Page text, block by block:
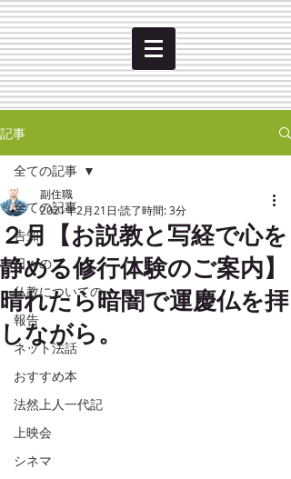
記事
全ての記事
告知
日々の
仏教についての
報告
ネット法話
おすすめ本
法然上人一代記
上映会
シネマ
全ての記事
２月【お説教と写経で心を
静める修行体験のご案内】
晴れたら暗闇で運慶仏を拝
しながら。
副住職
2021年2月21日 読了時間: 3分